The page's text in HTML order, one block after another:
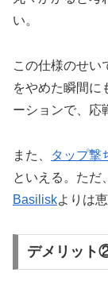
い。
この仕様のせい
をやめた瞬間に
ーションで、応
また、 タップ撃
といえる。ただ
Basiliskよりは
デメリット